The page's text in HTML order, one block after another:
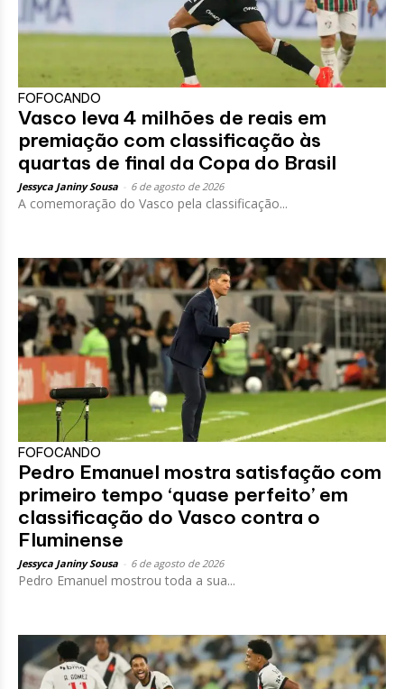
FOFOCANDO
Vasco leva 4 milhões de reais em
premiação com classificação às
quartas de final da Copa do Brasil
Jessyca Janiny Sousa 6 de agosto de 2026
A comemoração do Vasco pela classificação...
FOFOCANDO
Pedro Emanuel mostra satisfação com
primeiro tempo ‘quase perfeito’ em
classificação do Vasco contra o
Fluminense
Jessyca Janiny Sousa 6 de agosto de 2026
Pedro Emanuel mostrou toda a sua...